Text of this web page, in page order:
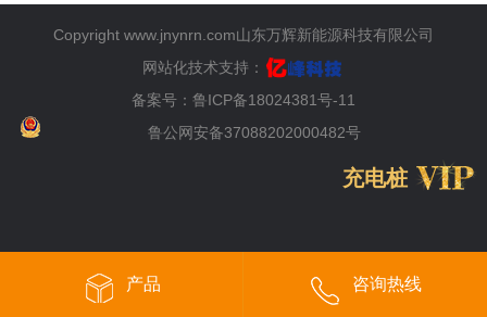
Copyright www.jnynrn.com山东万辉新能源科技有限公司
网站化技术支持：
备案号： 鲁ICP备18024381号-11
鲁公网安备37088202000482号
充电桩
产品 咨询热线